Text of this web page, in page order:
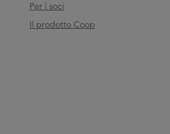
Per i soci
Il prodotto Coop